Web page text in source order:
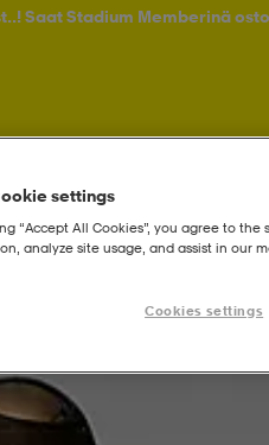
Saat Stadium Memberinä
Hood W
settings
“Accept All Cookies”, you agree to
analyze site usage, and assist in our
Cookies settings